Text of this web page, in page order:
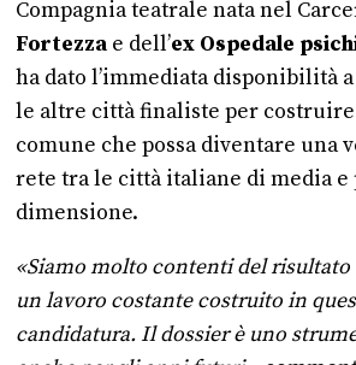
Compagnia teatrale nata nel
Fortezza e dell’ex Ospedale
ha dato l’immediata disponibilità
le altre città finaliste per
comune che possa diventare una
rete tra le città italiane di media e
dimensione.
«Siamo molto contenti del
un lavoro costante costruito in
candidatura. Il dossier è uno